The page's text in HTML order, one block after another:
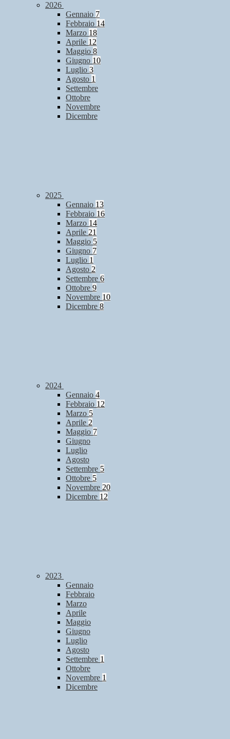
2026
Gennaio 7
Febbraio 14
Marzo 18
Aprile 12
Maggio 8
Giugno 10
Luglio 3
Agosto 1
Settembre
Ottobre
Novembre
Dicembre
2025
Gennaio 13
Febbraio 16
Marzo 14
Aprile 21
Maggio 5
Giugno 7
Luglio 1
Agosto 2
Settembre 6
Ottobre 9
Novembre 10
Dicembre 8
2024
Gennaio 4
Febbraio 12
Marzo 5
Aprile 2
Maggio 7
Giugno
Luglio
Agosto
Settembre 5
Ottobre 5
Novembre 20
Dicembre 12
2023
Gennaio
Febbraio
Marzo
Aprile
Maggio
Giugno
Luglio
Agosto
Settembre 1
Ottobre
Novembre 1
Dicembre